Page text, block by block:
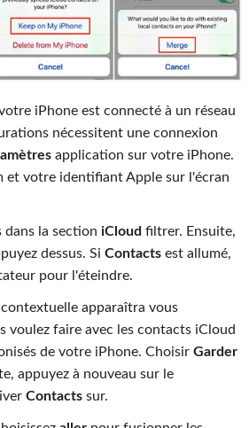
iPhone est connecté à un réseau
nécessitent une connexion
application sur votre iPhone.
et votre identifiant Apple sur l'écran
dans la section iCloud filtrer. Ensuite,
dessus. Si Contacts est allumé,
pour l'éteindre.
apparaîtra vous
voulez faire avec les contacts iCloud
de votre iPhone. Choisir Garder
appuyez à nouveau sur le
Contacts sur.